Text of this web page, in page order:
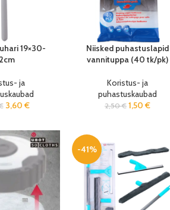
19×30-
ja
3,60 €
Niisked puhastuslapid
vannituppa (40 tk/pk)
Koristus- ja
puhastuskaubad
2,50€ 1,50 €
-41%